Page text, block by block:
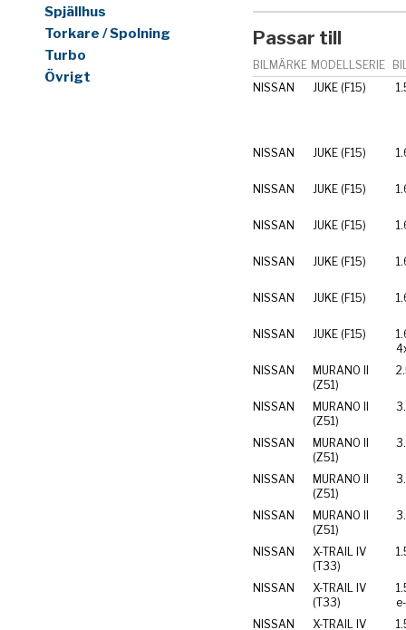
Spjällhus
Torkare / Spolning
Turbo
Övrigt
Passar till
BILMÄRKE MODELLSERIE
NISSAN
JUKE (F15)
NISSAN JUKE (F15)
NISSAN JUKE (F15)
NISSAN JUKE (F15)
NISSAN JUKE (F15)
NISSAN JUKE (F15)
NISSAN JUKE (F15)
NISSAN
MURANO II
(Z51)
NISSAN
MURANO II
(Z51)
NISSAN
MURANO II
(Z51)
NISSAN
MURANO II
(Z51)
NISSAN
MURANO II
(Z51)
NISSAN
X-TRAIL IV
(T33)
NISSAN
X-TRAIL IV
(T33)
NISSAN
X-TRAIL IV